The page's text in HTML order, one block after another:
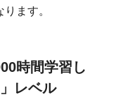
ます。
時間学習し
レベル